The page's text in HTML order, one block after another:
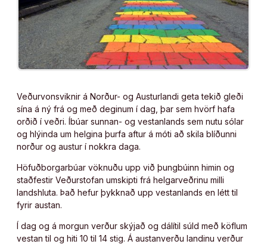
Veðurvonsviknir á Norður- og Austurlandi geta tekið gleði
sína á ný frá og með deginum í dag, þar sem hvörf hafa
orðið í veðri. Íbúar sunnan- og vestanlands sem nutu sólar
og hlýinda um helgina þurfa aftur á móti að skila blíðunni
norður og austur í nokkra daga.
Höfuðborgarbúar vöknuðu upp við þungbúinn himin og
staðfestir Veðurstofan umskipti frá helgarveðrinu milli
landshluta. Það hefur þykknað upp vestanlands en létt til
fyrir austan.
Í dag og á morgun verður skýjað og dálítil súld með köflum
vestan til og hiti 10 til 14 stig. Á austanverðu landinu verður